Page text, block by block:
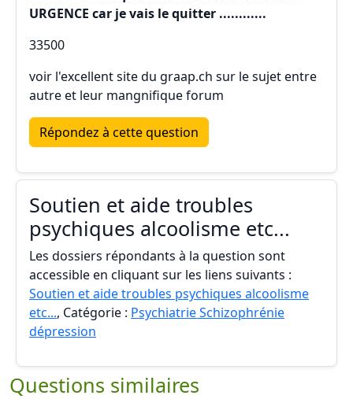
URGENCE car je vais le quitter ............
33500
voir l'excellent site du graap.ch sur le sujet entre
autre et leur mangnifique forum
Répondez à cette question
Soutien et aide troubles
psychiques alcoolisme etc...
Les dossiers répondants à la question sont
accessible en cliquant sur les liens suivants :
Soutien et aide troubles psychiques alcoolisme
etc..., Catégorie : Psychiatrie Schizophrénie
dépression
Questions similaires